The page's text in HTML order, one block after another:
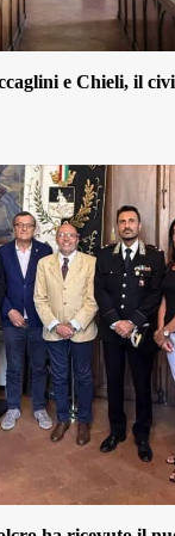
e Chieli, il